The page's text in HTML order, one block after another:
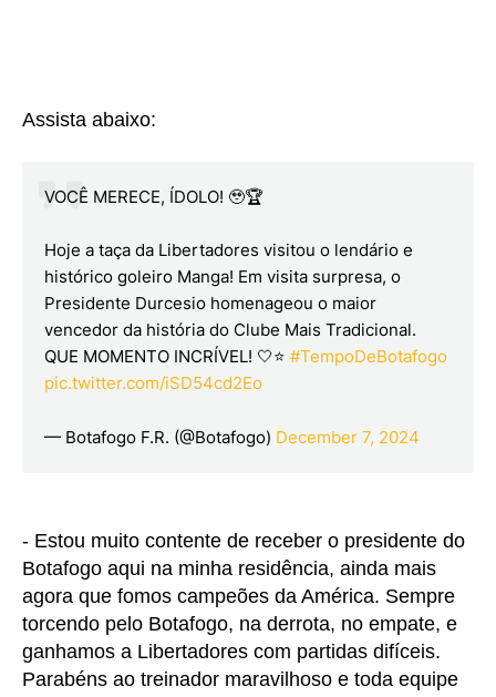
Assista abaixo:
VOCÊ MERECE, ÍDOLO! 🥹🏆
Hoje a taça da Libertadores visitou o lendário e
histórico goleiro Manga! Em visita surpresa, o
Presidente Durcesio homenageou o maior
vencedor da história do Clube Mais Tradicional.
QUE MOMENTO INCRÍVEL! 🤍⭐️ #TempoDeBotafogo
pic.twitter.com/iSD54cd2Eo
— Botafogo F.R. (@Botafogo) December 7, 2024
- Estou muito contente de receber o presidente do
Botafogo aqui na minha residência, ainda mais
agora que fomos campeões da América. Sempre
torcendo pelo Botafogo, na derrota, no empate, e
ganhamos a Libertadores com partidas difíceis.
Parabéns ao treinador maravilhoso e toda equipe